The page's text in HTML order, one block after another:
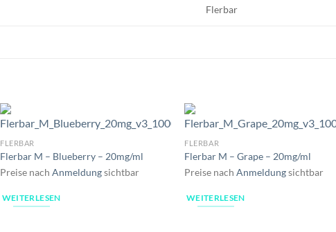
Flerbar
FLERBAR
Flerbar M – Blueberry – 20mg/ml
Preise nachAnmeldungsichtbar
WEITERLESEN
FLERBAR
Flerbar M – Grape – 20mg/ml
Preise nachAnmeldungsichtbar
WEITERLESEN